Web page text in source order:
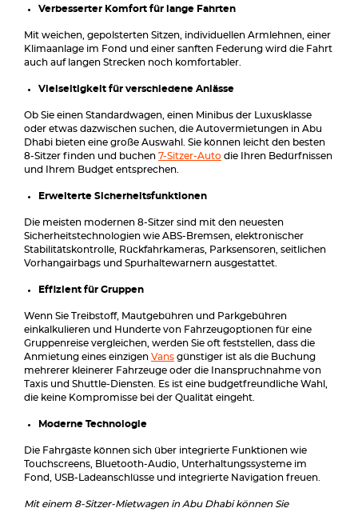
Verbesserter Komfort für lange Fahrten
Mit weichen, gepolsterten Sitzen, individuellen Armlehnen, einer
Klimaanlage im Fond und einer sanften Federung wird die Fahrt
auch auf langen Strecken noch komfortabler.
Vielseitigkeit für verschiedene Anlässe
Ob Sie einen Standardwagen, einen Minibus der Luxusklasse
oder etwas dazwischen suchen, die Autovermietungen in Abu
Dhabi bieten eine große Auswahl. Sie können leicht den besten
8-Sitzer finden und buchen 7-Sitzer-Auto die Ihren Bedürfnissen
und Ihrem Budget entsprechen.
Erweiterte Sicherheitsfunktionen
Die meisten modernen 8-Sitzer sind mit den neuesten
Sicherheitstechnologien wie ABS-Bremsen, elektronischer
Stabilitätskontrolle, Rückfahrkameras, Parksensoren, seitlichen
Vorhangairbags und Spurhaltewarnern ausgestattet.
Effizient für Gruppen
Wenn Sie Treibstoff, Mautgebühren und Parkgebühren
einkalkulieren und Hunderte von Fahrzeugoptionen für eine
Gruppenreise vergleichen, werden Sie oft feststellen, dass die
Anmietung eines einzigen Vans günstiger ist als die Buchung
mehrerer kleinerer Fahrzeuge oder die Inanspruchnahme von
Taxis und Shuttle-Diensten. Es ist eine budgetfreundliche Wahl,
die keine Kompromisse bei der Qualität eingeht.
Moderne Technologie
Die Fahrgäste können sich über integrierte Funktionen wie
Touchscreens, Bluetooth-Audio, Unterhaltungssysteme im
Fond, USB-Ladeanschlüsse und integrierte Navigation freuen.
Mit einem 8-Sitzer-Mietwagen in Abu Dhabi können Sie